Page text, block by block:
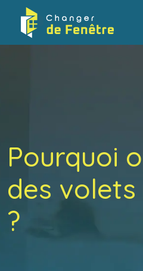
Pourquoi
des
?